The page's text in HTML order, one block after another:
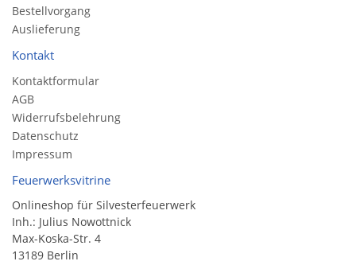
Bestellvorgang
Auslieferung
Kontakt
Kontaktformular
AGB
Widerrufsbelehrung
Datenschutz
Impressum
Feuerwerksvitrine
Onlineshop für Silvesterfeuerwerk
Inh.: Julius Nowottnick
Max-Koska-Str. 4
13189 Berlin